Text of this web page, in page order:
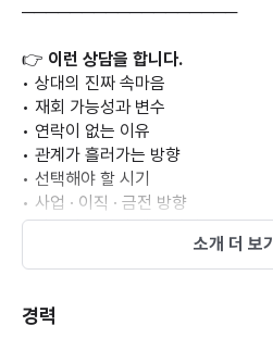
──────────────────
👉 이런 상담을 합니다.
• 상대의 진짜 속마음
• 재회 가능성과 변수
• 연락이 없는 이유
• 관계가 흘러가는 방향
• 선택해야 할 시기
• 사업 · 이직 · 금전 방향
• 반복되는 관계 패턴 분석
──────────────────
🌿 상담 원칙
소개 더 보기
경력